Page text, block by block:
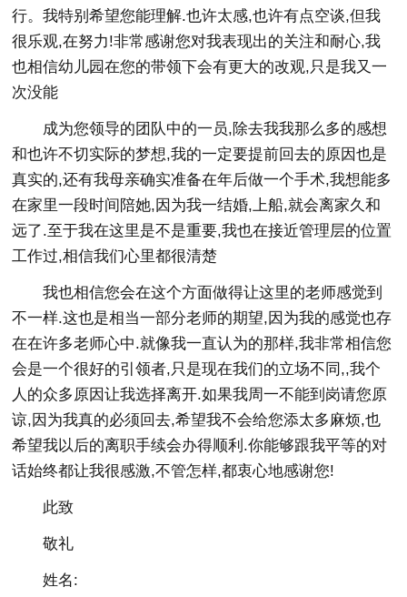
行。我特别希望您能理解.也许太感,也许有点空谈,但我
很乐观,在努力!非常感谢您对我表现出的关注和耐心,我
也相信幼儿园在您的带领下会有更大的改观,只是我又一
次没能
成为您领导的团队中的一员,除去我我那么多的感想
和也许不切实际的梦想,我的一定要提前回去的原因也是
真实的,还有我母亲确实准备在年后做一个手术,我想能多
在家里一段时间陪她,因为我一结婚,上船,就会离家久和
远了.至于我在这里是不是重要,我也在接近管理层的位置
工作过,相信我们心里都很清楚
我也相信您会在这个方面做得让这里的老师感觉到
不一样.这也是相当一部分老师的期望,因为我的感觉也存
在在许多老师心中.就像我一直认为的那样,我非常相信您
会是一个很好的引领者,只是现在我们的立场不同,,我个
人的众多原因让我选择离开.如果我周一不能到岗请您原
谅,因为我真的必须回去,希望我不会给您添太多麻烦,也
希望我以后的离职手续会办得顺利.你能够跟我平等的对
话始终都让我很感激,不管怎样,都衷心地感谢您!
此致
敬礼
姓名: